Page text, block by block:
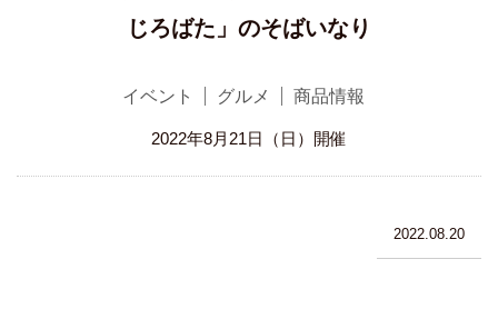
じろばた」のそばいなり
イベント グルメ 商品情報
2022年8月21日（日）開催
2022.08.20